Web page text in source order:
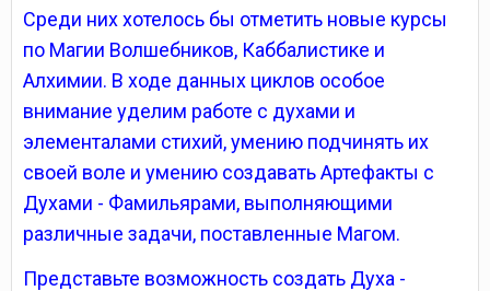
Среди них хотелось бы отметить новые курсы
по Магии Волшебников, Каббалистике и
Алхимии. В ходе данных циклов особое
внимание уделим работе с духами и
элементалами стихий, умению подчинять их
своей воле и умению создавать Артефакты с
Духами - Фамильярами, выполняющими
различные задачи, поставленные Магом.
Представьте возможность создать Духа -